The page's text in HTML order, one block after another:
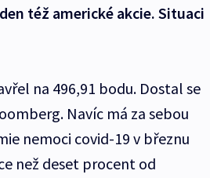
též americké akcie. Situaci
na 496,91 bodu. Dostal se
Navíc má za sebou
nemoci covid-19 v březnu
než deset procent od